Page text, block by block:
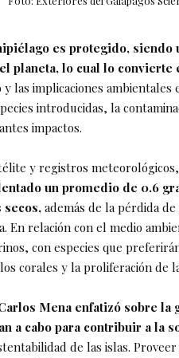
es protegido,
planeta, lo cual lo convierte
y las implicaciones
introducidas, la
impactos.
y registros
un promedio de 0.6
secos, además de la pérdida
En relación con el medio
con especies que
corales y la proliferación de
Mena enfatizó sobre la
a cabo para contribuir a la
de las islas.